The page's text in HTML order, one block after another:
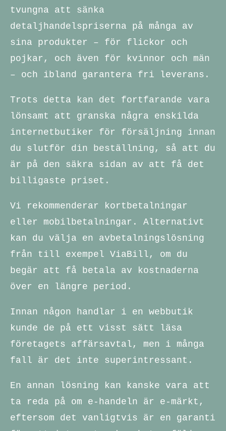
tvungna att sänka
detaljhandelspriserna på många av
sina produkter – för flickor och
pojkar, och även för kvinnor och män
– och ibland garantera fri leverans.
Trots detta kan det fortfarande vara
lönsamt att granska några enskilda
internetbutiker för försäljning innan
du slutför din beställning, så att du
är på den säkra sidan av att få det
billigaste priset.
Vi rekommenderar kortbetalningar
eller mobilbetalningar. Alternativt
kan du välja en avbetalningslösning
från till exempel ViaBill, om du
begär att få betala av kostnaderna
över en längre period.
Innan någon handlar i en webbutik
kunde de på ett visst sätt läsa
företagets affärsavtal, men i många
fall är det inte superintressant.
En annan lösning kan kanske vara att
ta reda på om e-handeln är e-märkt,
eftersom det vanligtvis är en garanti